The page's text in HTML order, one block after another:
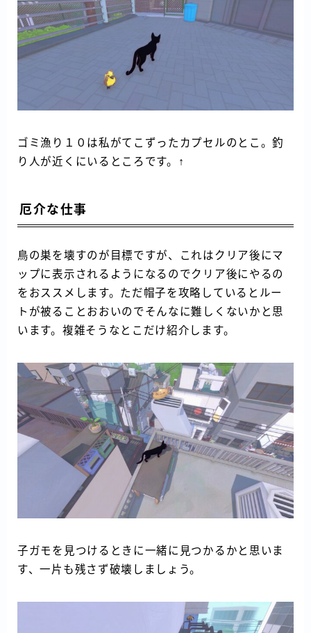
ゴミ漁り１０は私がてこずったカプセルのとこ。釣
り人が近くにいるところです。↑
厄介な仕事
鳥の巣を壊すのが目標ですが、これはクリア後にマ
ップに表示されるようになるのでクリア後にやるの
をおススメします。ただ帽子を攻略しているとルー
トが被ることおおいのでそんなに難しくないかと思
います。複雑そうなとこだけ紹介します。
子ガモを見つけるときに一緒に見つかるかと思いま
す、一片も残さず破壊しましょう。